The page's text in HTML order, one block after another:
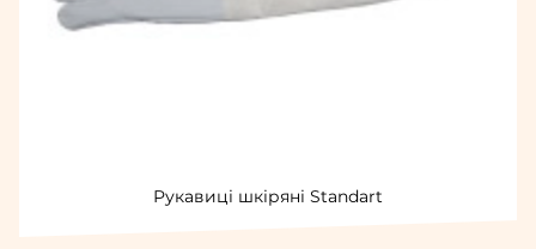
Рукавиці шкіряні Standart